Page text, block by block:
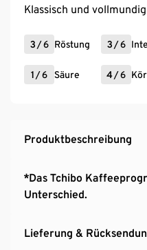
Klassisch und vollmundig
3 /6 Röstung 3 /6
1 /6 Säure 4/6
Produktbeschreibung
*Das Tchibo
Unterschied.
Lieferung &